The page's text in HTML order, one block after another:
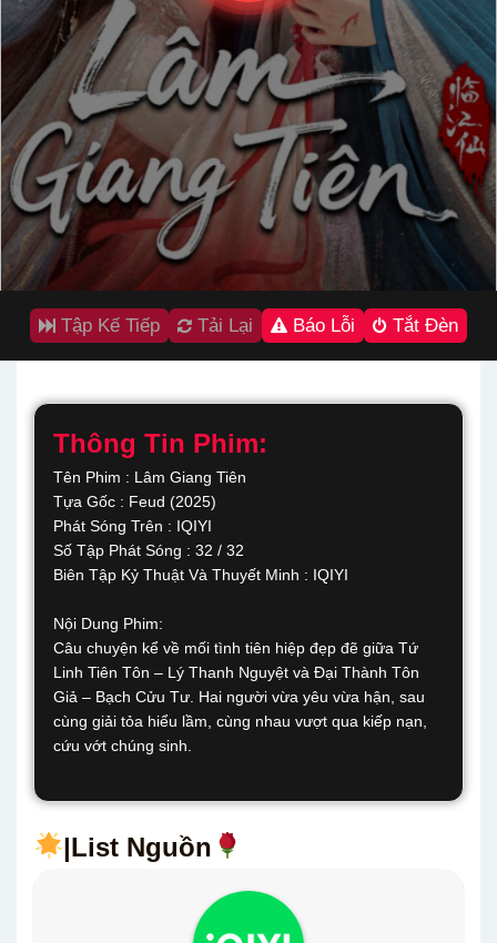
Tập Kế Tiếp Tải Lại Báo Lỗi Tắt Đèn
Thông Tin Phim:
Tên Phim : Lâm Giang Tiên
Tựa Gốc : Feud (2025)
Phát Sóng Trên : IQIYI
Số Tập Phát Sóng : 32 / 32
Biên Tập Kỷ Thuật Và Thuyết Minh : IQIYI
Nội Dung Phim:
Câu chuyện kể về mối tình tiên hiệp đẹp đẽ giữa Tứ
Linh Tiên Tôn – Lý Thanh Nguyệt và Đại Thành Tôn
Giả – Bạch Cửu Tư. Hai người vừa yêu vừa hận, sau
cùng giải tỏa hiểu lầm, cùng nhau vượt qua kiếp nạn,
cứu vớt chúng sinh.
|List Nguồn